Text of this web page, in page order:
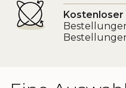
Kostenloser